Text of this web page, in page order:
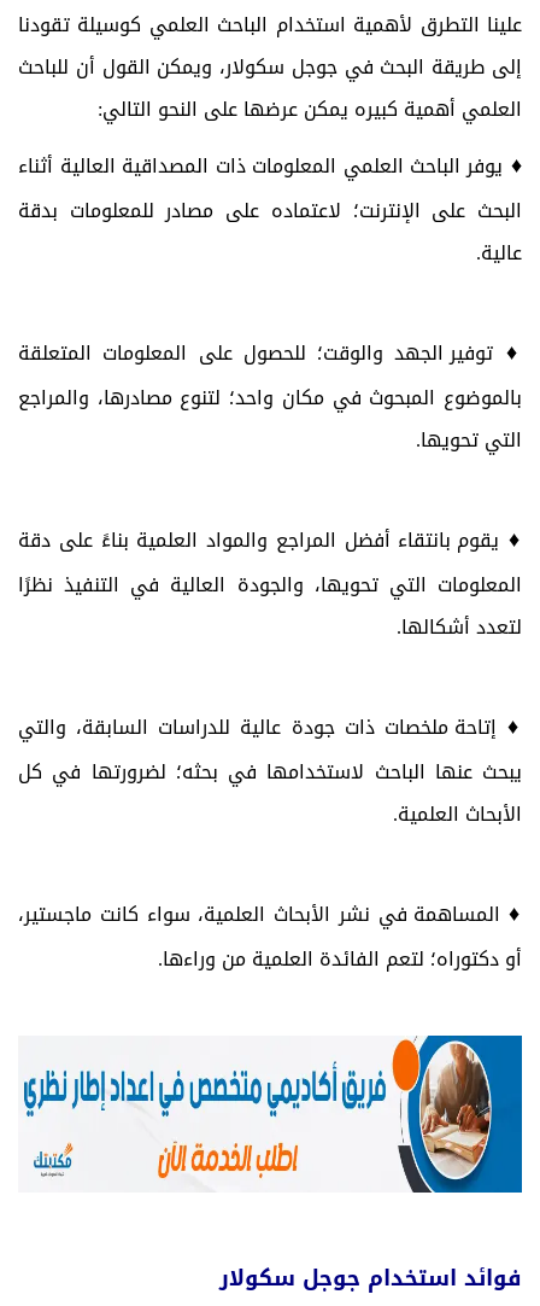
علينا التطرق لأهمية استخدام الباحث العلمي كوسيلة تقودنا
إلى طريقة البحث في جوجل سكولار، ويمكن القول أن للباحث
العلمي أهمية كبيره يمكن عرضها على النحو التالي:
♦ يوفر الباحث العلمي المعلومات ذات المصداقية العالية أثناء
البحث على الإنترنت؛ لاعتماده على مصادر للمعلومات بدقة
عالية.
♦ توفير الجهد والوقت؛ للحصول على المعلومات المتعلقة
بالموضوع المبحوث في مكان واحد؛ لتنوع مصادرها، والمراجع
التي تحويها.
♦ يقوم بانتقاء أفضل المراجع والمواد العلمية بناءً على دقة
المعلومات التي تحويها، والجودة العالية في التنفيذ نظرًا
لتعدد أشكالها.
♦ إتاحة ملخصات ذات جودة عالية للدراسات السابقة، والتي
يبحث عنها الباحث لاستخدامها في بحثه؛ لضرورتها في كل
الأبحاث العلمية.
♦ المساهمة في نشر الأبحاث العلمية، سواء كانت ماجستير،
أو دكتوراه؛ لتعم الفائدة العلمية من وراءها.
فوائد استخدام جوجل سكولار